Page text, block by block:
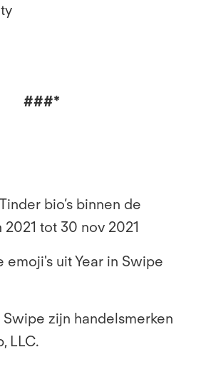
###*
bio’s binnen de
tot 30 nov 2021
emoji's uit Year in Swipe
Swipe zijn handelsmerken
LLC.